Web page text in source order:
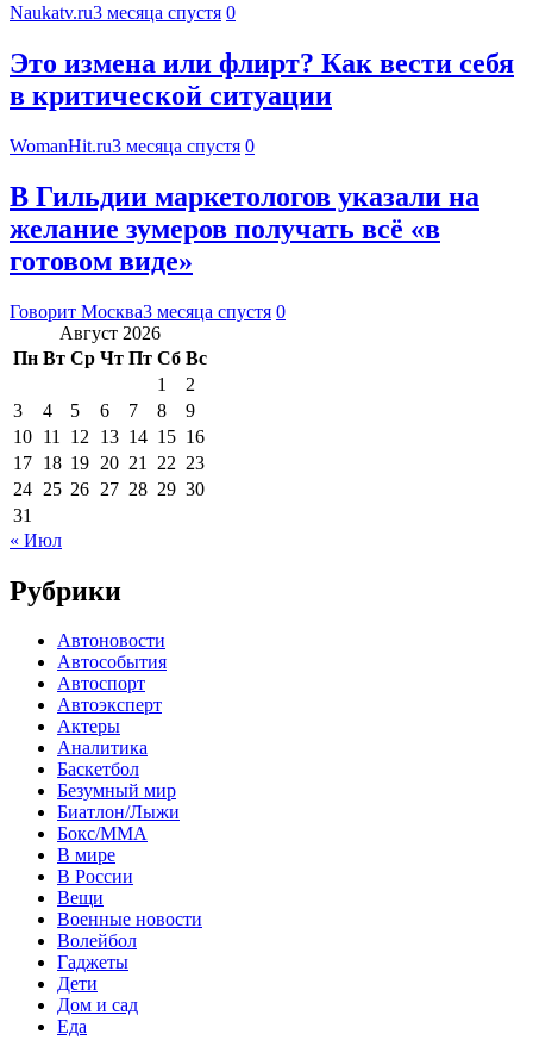
Naukatv.ru3 месяца спустя 0
Это измена или флирт? Как вести себя
в критической ситуации
WomanHit.ru3 месяца спустя 0
В Гильдии маркетологов указали на
желание зумеров получать всё «в
готовом виде»
Говорит Москва3 месяца спустя 0
Август 2026
Пн Вт Ср Чт Пт Сб Вс
1
2
3
4 5 6 7 8
9
10 11 12 13 14 15 16
17 18 19 20 21 22 23
24 25 26 27 28 29 30
31
« Июл
Рубрики
Автоновости
Автособытия
Автоспорт
Автоэксперт
Актеры
Аналитика
Баскетбол
Безумный мир
Биатлон/Лыжи
Бокс/MMA
В мире
В России
Вещи
Военные новости
Волейбол
Гаджеты
Дети
Дом и сад
Еда